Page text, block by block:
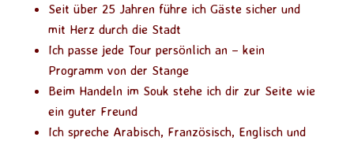
Seit über 25 Jahren führe ich Gäste sicher und
mit Herz durch die Stadt
Ich passe jede Tour persönlich an – kein
Programm von der Stange
Beim Handeln im Souk stehe ich dir zur Seite wie
ein guter Freund
Ich spreche Arabisch, Französisch, Englisch und